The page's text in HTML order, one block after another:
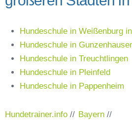
Hundeschule in Weißenburg
Hundeschule in
Hundeschule in Treuchtlingen
Hundeschule in Pleinfeld
Hundeschule in Pappenheim
Hundetrainer.info // Bayern //